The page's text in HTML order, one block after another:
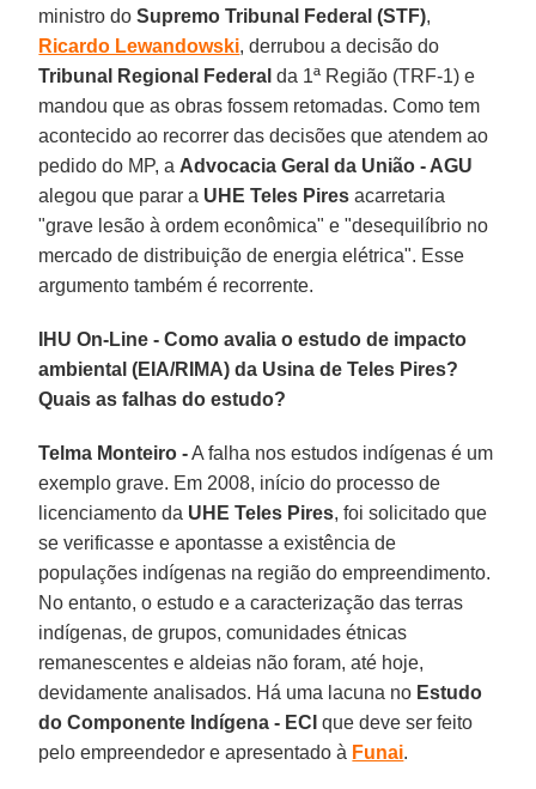
ministro doSupremo Tribunal Federal (STF),
Ricardo Lewandowski, derrubou a decisão do
Tribunal Regional Federal da 1ª Região (TRF-1) e
mandou que as obras fossem retomadas. Como tem
acontecido ao recorrer das decisões que atendem ao
pedido do MP, a Advocacia Geral da União - AGU
alegou que parar a UHE Teles Pires acarretaria
"grave lesão à ordem econômica" e "desequilíbrio no
mercado de distribuição de energia elétrica". Esse
argumento também é recorrente.
IHU On-Line - Como avalia o estudo de impacto
ambiental (EIA/RIMA) da Usina de Teles Pires?
Quais as falhas do estudo?
Telma Monteiro -A falha nos estudos indígenas é um
exemplo grave. Em 2008, início do processo de
licenciamento da UHE Teles Pires, foi solicitado que
se verificasse e apontasse a existência de
populações indígenas na região do empreendimento.
No entanto, o estudo e a caracterização das terras
indígenas, de grupos, comunidades étnicas
remanescentes e aldeias não foram, até hoje,
devidamente analisados. Há uma lacuna no Estudo
do Componente Indígena - ECI que deve ser feito
pelo empreendedor e apresentado à Funai.